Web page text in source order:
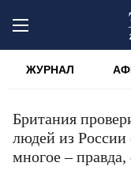
ЖУРНАЛ
Британия
людей из
многое – правда,